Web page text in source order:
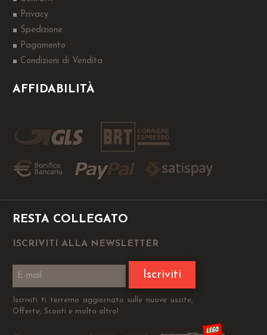
Privacy
Spedizione
Pagamento
Condizioni di Vendita
AFFIDABILITÀ
RESTA COLLEGATO
ISCRIVITI ALLA NEWSLETTER
Iscriviti
Iscriviti ti terremo aggiornato sulle nuove uscite,
Offerte, Sconti e molto altro!